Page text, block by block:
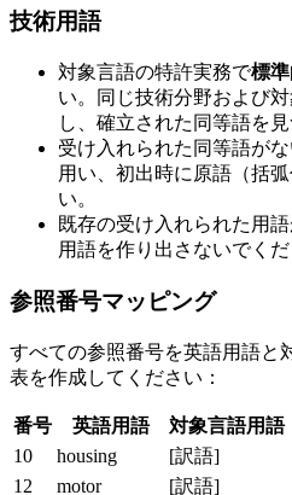
技術用語
対象言語の特許実務で標
い。同じ技術分野および
し、確立された同等語を見
受け入れられた同等語が
用い、初出時に原語（括
い。
既存の受け入れられた用
用語を作り出さないでくだ
参照番号マッピング
すべての参照番号を英語用語と
表を作成してください：
番号 英語用語
対象言語用語
10
housing
[訳語]
12
motor
[訳語]